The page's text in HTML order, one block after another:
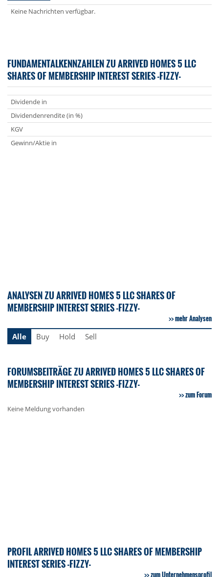
Keine Nachrichten verfügbar.
FUNDAMENTALKENNZAHLEN ZU ARRIVED HOMES 5 LLC
SHARES OF MEMBERSHIP INTEREST SERIES -FIZZY-
Dividende in
Dividendenrendite (in %)
KGV
Gewinn/Aktie in
ANALYSEN ZU ARRIVED HOMES 5 LLC SHARES OF
MEMBERSHIP INTEREST SERIES -FIZZY-
mehr Analysen
Alle
Buy Hold Sell
FORUMSBEITRÄGE ZU ARRIVED HOMES 5 LLC SHARES OF
MEMBERSHIP INTEREST SERIES -FIZZY-
zum Forum
Keine Meldung vorhanden
PROFIL ARRIVED HOMES 5 LLC SHARES OF MEMBERSHIP
INTEREST SERIES -FIZZY-
zum Unternehmensprofil